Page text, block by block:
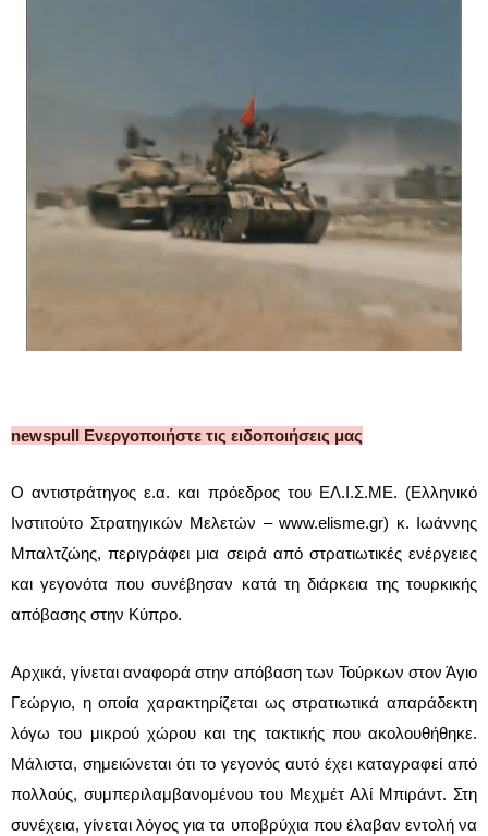
newspull Ενεργοποιήστε τις ειδοποιήσεις μας
Ο αντιστράτηγος ε.α. και πρόεδρος του ΕΛ.Ι.Σ.ΜΕ. (Ελληνικό
Ινστιτούτο Στρατηγικών Μελετών – www.elisme.gr) κ. Ιωάννης
Μπαλτζώης, περιγράφει μια σειρά από στρατιωτικές ενέργειες
και γεγονότα που συνέβησαν κατά τη διάρκεια της τουρκικής
απόβασης στην Κύπρο.
Αρχικά, γίνεται αναφορά στην απόβαση των Τούρκων στον Άγιο
Γεώργιο, η οποία χαρακτηρίζεται ως στρατιωτικά απαράδεκτη
λόγω του μικρού χώρου και της τακτικής που ακολουθήθηκε.
Μάλιστα, σημειώνεται ότι το γεγονός αυτό έχει καταγραφεί από
πολλούς, συμπεριλαμβανομένου του Μεχμέτ Αλί Μπιράντ. Στη
συνέχεια, γίνεται λόγος για τα υποβρύχια που έλαβαν εντολή να